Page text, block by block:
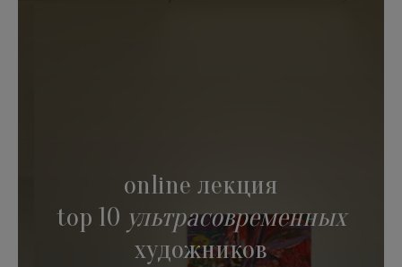
online лекция
top 10 ультрасовременных
художников